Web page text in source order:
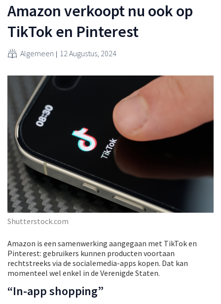
Amazon verkoopt nu ook op
TikTok en Pinterest
Algemeen 12 Augustus, 2024
Shutterstock.com
Amazon is een samenwerking aangegaan met TikTok en
Pinterest: gebruikers kunnen producten voortaan
rechtstreeks via de socialemedia-apps kopen. Dat kan
momenteel wel enkel in de Verenigde Staten.
“In-app shopping”